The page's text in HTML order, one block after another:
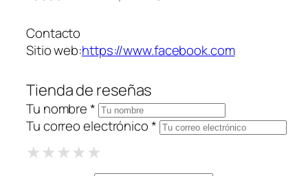
Contacto
Sitio web:https://www.facebook.com
Tienda de reseñas
Tu nombre *
Tu correo electrónico *
★1 Star
★★2 Stars
★★★3 Stars
★★★★4 Stars
★★★★★